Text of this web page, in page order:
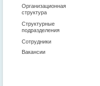
Организационная
структура
Структурные
подразделения
Сотрудники
Вакансии